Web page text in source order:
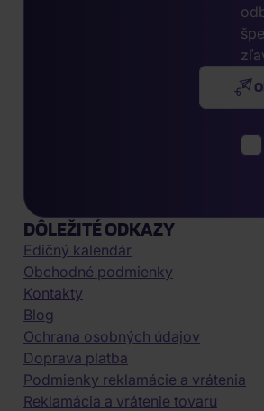
DÔLEŽITÉ ODKAZY
Edičný kalendár
Obchodné podmienky
Kontakty
Blog
Ochrana osobných údajov
Doprava platba
Podmienky reklamácie a vrátenia
Reklamácia a vrátenie tovaru